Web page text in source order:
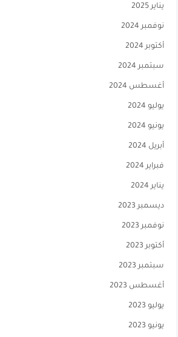
يناير 2025
نوفمبر 2024
أكتوبر 2024
سبتمبر 2024
أغسطس 2024
يوليو 2024
يونيو 2024
أبريل 2024
فبراير 2024
يناير 2024
ديسمبر 2023
نوفمبر 2023
أكتوبر 2023
سبتمبر 2023
أغسطس 2023
يوليو 2023
يونيو 2023